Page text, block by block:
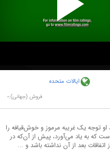
ایالات متحده
فروش (جهانی):-
توجه یک غریبه مرموز و خوش‌قیافه را
که به یاد می‌آورد، پیش از آن‌که در
بعد از آن نداشته باشد و ...